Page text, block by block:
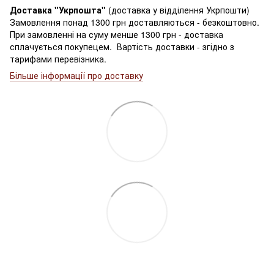
Доставка "Укрпошта" (доставка у відділення Укрпошти)
Замовлення понад 1300 грн доставляються - безкоштовно.
При замовленні на суму менше 1300 грн - доставка
сплачується покупецем. Вартість доставки - згідно з
тарифами перевізника.
Більше інформації про доставку